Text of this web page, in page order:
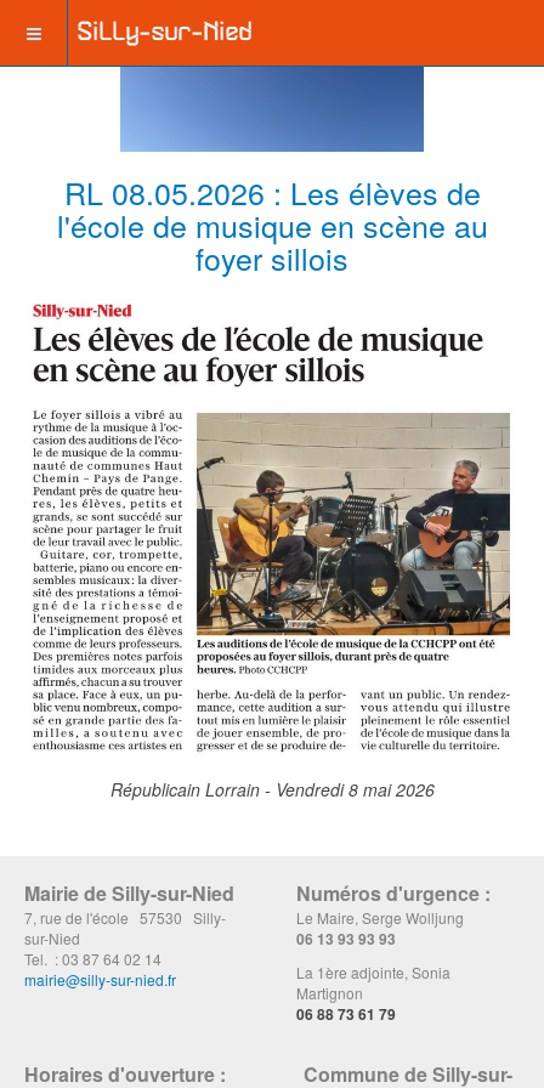
RL 08.05.2026 : Les élèves de
l'école de musique en scène au
foyer sillois
Républicain Lorrain - Vendredi 8 mai 2026
Mairie de Silly-sur-Nied
7, rue de l'école 57530 Silly-
sur-Nied
Tel. : 03 87 64 02 14
mairie@silly-sur-nied.fr
Numéros d'urgence :
Le Maire, Serge Wolljung
06 13 93 93 93
La 1ère adjointe, Sonia
Martignon
06 88 73 61 79
Horaires d'ouverture :
Commune de Silly-sur-